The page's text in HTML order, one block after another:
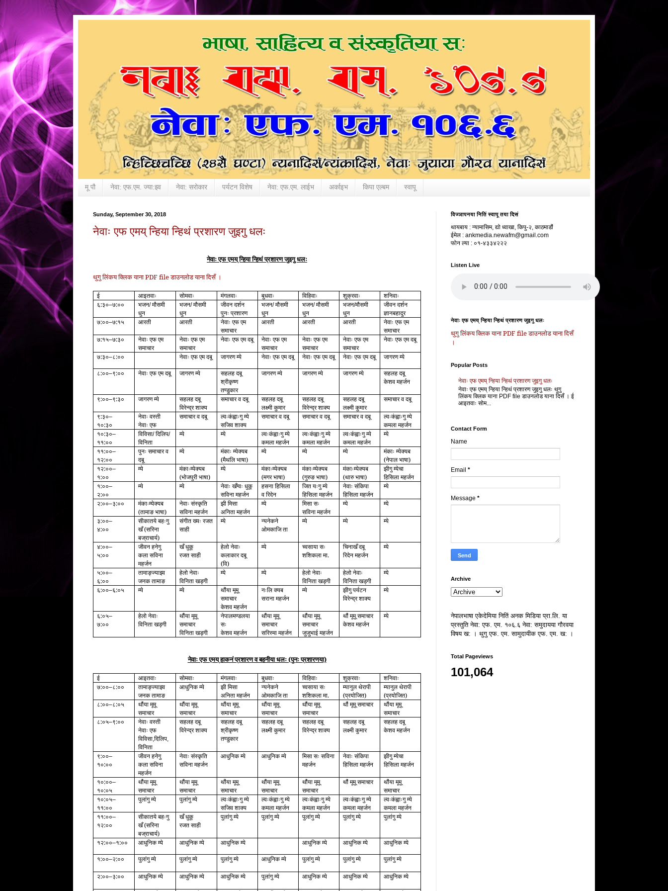
मू पौ नेवा: एफ.एम. ज्या:झ्व नेवा: सरोकार पर्यटन विशेष नेवा: एफ.एम. लाईभ अर्काइभ किपा एल्बम स्वापू
Sunday, September 30, 2018
नेवाः एफ एमय् न्हिया न्हिथं प्रशारण जुइगु धलः
नेवाः एफ एमय् न्हिया न्हिथं प्रशारण जुइगु धलः
थुगु लि‌ंकय क्लिक याना PDF file डाउनलोड याना दिसँ ।
ई आइतवाः सोमवाः मंगलवाः बुधवाः विहिवाः शुक्रवाः
शनिवाः
६:३०–७:०० भजन/मौसमी
धुन
भजन/मौसमी
धुन
जीवन दर्शन
पुनः प्रशारण
भजन/मौसमी
धुन
भजन/मौसमी
धुन
भजन/मौसमी
धुन
जीवन दर्शन
ज्ञानबहादुर
७:००–७:१५ आरती आरती
नेवाः एफ एम
समाचार
आरती आरती आरती
नेवाः एफ एम
समाचार
७:१५–७:३०
नेवाः एफ एम
समाचार
नेवाः एफ एम
समाचार
नेवाः एफ एम दबू
नेवाः एफ एम
समाचार
नेवाः एफ एम
समाचार
नेवाः एफ एम
समाचार
नेवाः एफ एम दबू
७:३०–८:०० नेवाः एफ एम दबू जागरण म्ये नेवाः एफ एम दबू नेवाः एफ एम दबू नेवाः एफ एम दबू
जागरण म्ये
८:००–९:०० नेवाः एफ एम दबू जागरण म्ये
सहलह दबू
श्रीकृष्ण
तण्डुकार
जागरण म्ये जागरण म्ये जागरण म्ये
सहलह दबू
केशव महर्जन
९:००–९:३० जागरण म्ये
सहलह दबू
विरेन्द्र शाक्य
समाचार व दबू
सहलह दबू
लक्ष्मी कुमार
सहलह दबू
विरेन्द्र शाक्य
सहलह दबू
लक्ष्मी कुमार
समाचार व दबू
९:३०–
१०:३०
नेवाः वस्ती
नेवाः एफ
समाचार व दबू
ल्वःकंह्वाःगु म्ये
सजिव शाक्य
समाचार व दबू समाचार व दबू समाचार व दबू
ल्वःकंह्वाःगु म्ये
कमला महर्जन
१०:३०–
११:००
विविसा/दिलिप/
विनिता
म्ये म्ये
ल्वःकंह्वाःगु म्ये
कमला महर्जन
ल्वःकंह्वाःगु म्ये
कमला महर्जन
ल्वःकंह्वाःगु म्ये
कमला महर्जन
म्ये
११:००–
१२:००
पुनः समाचार व
दबू
म्ये
मंकाः म्येक्यब
(मैथलि भाषा)
म्ये म्ये म्ये
मंकाः म्येक्यब
(नेपाल भाषा)
१२:००–
१:००
म्ये
मंकाःम्येक्यब
(भोजपुरी भाषा)
म्ये
मंकाःम्येक्यब
(मगर भाषा)
मंकाःम्येक्यब
(गुरुङ भाषा)
मंकाःम्येक्यब
(थारु भाषा)
झीगु म्येचा
हिसिला महर्जन
१:००–
२:००
म्ये म्ये
नेवाः खँग्वः धुकू
सविना महर्जन
हसना हिसिला
व रिदेन
जित यःगु म्ये
हिसिला महर्जन
नेवाः संकिपा
हिसिला महर्जन
म्ये
२:००–३:००
मंकाःम्येक्यब
(तामाङ भाषा)
नेवाः संस्कृति
सविना महर्जन
झी मिसा
अनिता महर्जन
म्ये
मिसा सः
सविना महर्जन
म्ये म्ये
३:००–
४:००
सीकातये बहःगु
खँ (सरिना
बज्राचार्य)
संगीत ख्यः रजत
साही
म्ये
न्यनेकने
ओमकाजि ता
म्ये म्ये म्ये
४:००–
५:००
जीवन हनेगु
कला सविना
महर्जन
खँ धुकू
रजत साही
हेलो नेवाः
कलाकार दबू
(वि)
म्ये
च्वसाया सः
शशिकला मा.
चिनाखँ दबू
रिदेन महर्जन
म्ये
५:००–
६:००
तामाङ्ज्याझ्व
जनक तामाङ
हेलो नेवाः
विनिता खड्गी
म्ये म्ये
हेलो नेवाः
विनिता खड्गी
हेलो नेवाः
विनिता खड्गी
म्ये
६:००–६:०५ म्ये म्ये
थौंया मूमू
समाचार
केशव महर्जन
नःलि क्यब
सराना महर्जन
म्ये
झीगु पर्यटन
विरेन्द्र शाक्य
म्ये
६:०५–
७:००
हेलो नेवाः
विनिता खड्गी
थौंया मूमू
समाचार
विनिता खड्गी
नेपालमण्डलया
सः
केशव महर्जन
थौंया मूमू
समाचार
सरिस्मा महर्जन
थौंया मूमू
समाचार
जुजुभाई महर्जन
थौं मूमू समाचार
केशव महर्जन
म्ये
नेवाः एफ एमय् हाकनं प्रशारण व बहनीया धलः (पुनः प्रशारणया)
ई आइतवाः सोमवाः मंगलवाः बुधवाः विहिवाः शुक्रवाः
शनिवाः
७:००–८:००
तामाङ्ज्याझ्व
जनक तामाङ
आधुनिक म्ये
झी मिसा
अनिता महर्जन
न्यनेकने
ओमकाजि ता
च्वसाया सः
शशिकला मा.
म्यानुल थेरापी
(प्रयोजित)
म्यानुल थेरापी
(प्रयोजित)
८:००–८:०५
थौंया मूमू
समाचार
थौंया मूमू
समाचार
थौंया मूमू
समाचार
थौंया मूमू
समाचार
थौंया मूमू
समाचार
थौं मूमू समाचार
थौंया मूमू
समाचार
८:०५–९:००
नेवाः वस्ती
नेवाः एफ
विविसा,दिलिप,
विनिता
सहलह दबू
विरेन्द्र शाक्य
सहलह दबू
श्रीकृष्ण
तण्डुकार
सहलह दबू
लक्ष्मी कुमार
सहलह दबू
विरेन्द्र शाक्य
सहलह दबू
लक्ष्मी कुमार
सहलह दबू
केशव महर्जन
९:००–
१०:००
जीवन हनेगु
कला सविना
महर्जन
नेवाः संस्कृति
सविना महर्जन
आधुनिक म्ये आधुनिक म्ये
मिसा सः सविना
महर्जन
नेवाः संकिपा
हिसिला महर्जन
झीगु म्येचा
हिसिला महर्जन
१०:००–
१०:०५
थौंया मूमू
समाचार
थौंया मूमू
समाचार
थौंया मूमू
समाचार
थौंया मूमू
समाचार
थौंया मूमू
समाचार
थौं मूमू समाचार
थौंया मूमू
समाचार
१०:०५–
११:००
पुलांगु म्ये पुलांगु म्ये
ल्वःकंह्वाःगु म्ये
सजिव शाक्य
ल्वःकंह्वाःगु म्ये
कमला महर्जन
ल्वःकंह्वाःगु म्ये
कमला महर्जन
ल्वःकंह्वाःगु म्ये
कमला महर्जन
ल्वःकंह्वाःगु म्ये
कमला महर्जन
११:००–
१२:००
सीकातये बहःगु
खँ (सरिना
बज्राचार्य)
खँ धुकू
रजत साही
पुलांगु म्ये पुलांगु म्ये पुलांगु म्ये पुलांगु म्ये पुलांगु म्ये
१२:००–१:०० आधुनिक म्ये आधुनिक म्ये आधुनिक म्ये आधुनिक म्ये आधुनिक म्ये
आधुनिक म्ये
१:००–२:०० पुलांगु म्ये पुलांगु म्ये पुलांगु म्ये आधुनिक म्ये पुलांगु म्ये पुलांगु म्ये पुलांगु म्ये
२:००–३:०० आधुनिक म्ये आधुनिक म्ये आधुनिक म्ये पुलांगु म्ये आधुनिक म्ये आधुनिक म्ये आधुनिक म्ये
विज्ञापनया नितिं स्वापू तया दिसं
थायबाय : न्यामासिम, द्यो ध्वाखा, किपु-२, काठमाडौं
ईमेल : ankmedia.newafm@gmail.com
फोन ल्या : ०१-४३३४२२२
Listen Live
नेवाः एफ एमय् न्हिया न्हिथं प्रशारण जुइगु धलः
थुगु लि‌ंकय क्लिक याना PDF file डाउनलोड याना दिसँ
।
Popular Posts
नेवाः एफ एमय् न्हिया न्हिथं प्रशारण जुइगु धलः
नेवाः एफ एमय् न्हिया न्हिथं प्रशारण जुइगु धलः थुगु
लि‌ंकय क्लिक याना PDF file डाउनलोड याना दिसँ । ई
आइतवाः सोम...
Contact Form
Name
Email *
Message *
Archive
नेपालभाषा एकेदेमिया नितिं अनक मिडिया प्रा.लि. या
प्रस्तुति नेवा: एफ. एम. १०६.६ नेवा: समुदायया गौरवया
विषय ख: । थुगु एफ. एम. सामुदायीक एफ. एम. ख: ।
Total Pageviews
101,064